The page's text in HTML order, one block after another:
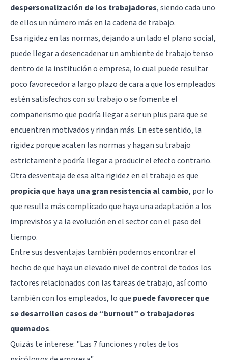
despersonalización de los trabajadores, siendo cada uno
de ellos un número más en la cadena de trabajo.
Esa rigidez en las normas, dejando a un lado el plano social,
puede llegar a desencadenar un ambiente de trabajo tenso
dentro de la institución o empresa, lo cual puede resultar
poco favorecedor a largo plazo de cara a que los empleados
estén satisfechos con su trabajo o se fomente el
compañerismo que podría llegar a ser un plus para que se
encuentren motivados y rindan más. En este sentido, la
rigidez porque acaten las normas y hagan su trabajo
estrictamente podría llegar a producir el efecto contrario.
Otra desventaja de esa alta rigidez en el trabajo es que
propicia que haya una gran resistencia al cambio, por lo
que resulta más complicado que haya una adaptación a los
imprevistos y a la evolución en el sector con el paso del
tiempo.
Entre sus desventajas también podemos encontrar el
hecho de que haya un elevado nivel de control de todos los
factores relacionados con las tareas de trabajo, así como
también con los empleados, lo que puede favorecer que
se desarrollen casos de “burnout” o trabajadores
quemados.
Quizás te interese: "Las 7 funciones y roles de los